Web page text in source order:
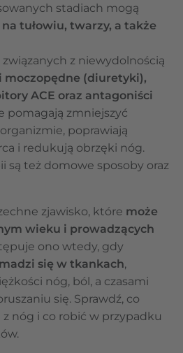
stadiach mogą
tułowiu, twarzy, a także
z niewydolnością
moczopędne (diuretyki),
ACE oraz antagoniści
pomagają zmniejszyć
poprawiają
i redukują obrzęki nóg.
są też domowe sposoby oraz
zjawisko, które może
wieku i prowadzących
ono wtedy, gdy
się w tkankach,
nóg, ból, a czasami
się. Sprawdź, co
nóg i co robić w przypadku